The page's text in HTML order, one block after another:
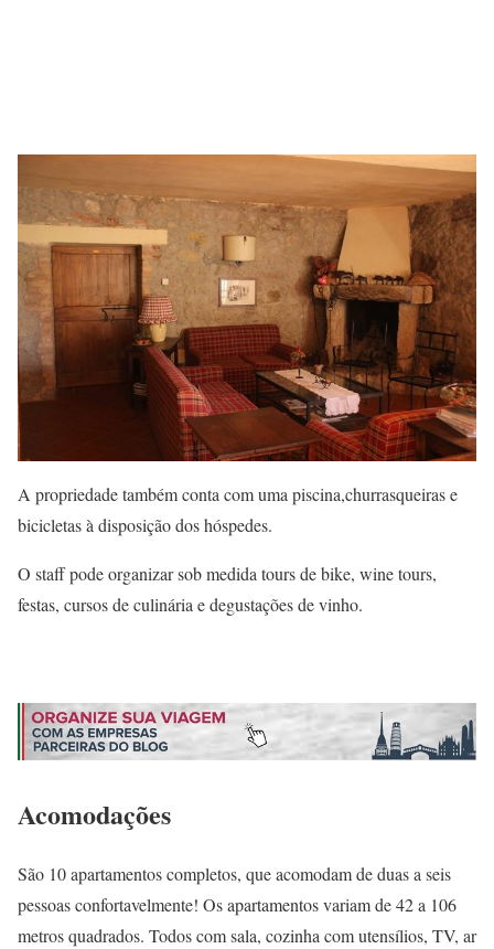
A propriedade também conta com uma piscina,churrasqueiras e
bicicletas à disposição dos hóspedes.
O staff pode organizar sob medida tours de bike, wine tours,
festas, cursos de culinária e degustações de vinho.
Acomodações
São 10 apartamentos completos, que acomodam de duas a seis
pessoas confortavelmente! Os apartamentos variam de 42 a 106
metros quadrados. Todos com sala, cozinha com utensílios, TV, ar